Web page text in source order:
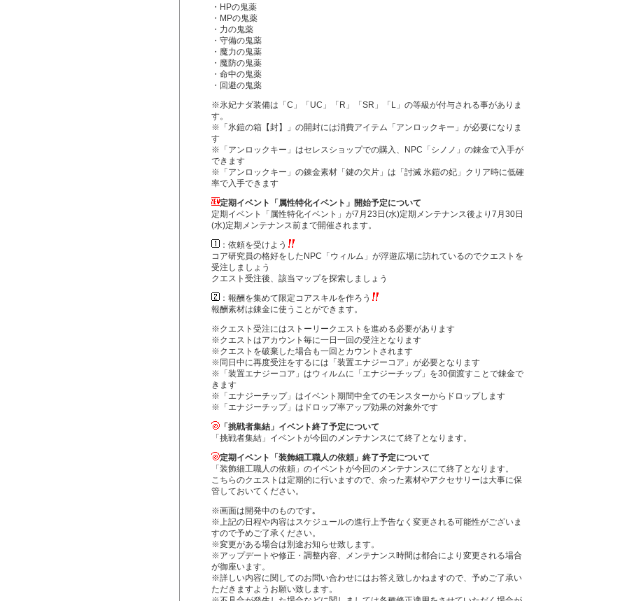
・HPの鬼薬
・MPの鬼薬
・力の鬼薬
・守備の鬼薬
・魔力の鬼薬
・魔防の鬼薬
・命中の鬼薬
・回避の鬼薬
※氷妃ナダ装備は「C」「UC」「R」「SR」「L」の等級が付与される事がありま
す。
※「氷鎧の箱【封】」の開封には消費アイテム「アンロックキー」が必要になりま
す
※「アンロックキー」はセレスショップでの購入、NPC「シノノ」の錬金で入手が
できます
※「アンロックキー」の錬金素材「鍵の欠片」は「討滅 氷鎧の妃」クリア時に低確
率で入手できます
定期イベント「属性特化イベント」開始予定について
定期イベント「属性特化イベント」が7月23日(水)定期メンテナンス後より7月30日
(水)定期メンテナンス前まで開催されます。
：依頼を受けよう
コア研究員の格好をしたNPC「ウィルム」が浮遊広場に訪れているのでクエストを
受注しましょう
クエスト受注後、該当マップを探索しましょう
：報酬を集めて限定コアスキルを作ろう
報酬素材は錬金に使うことができます。
※クエスト受注にはストーリークエストを進める必要があります
※クエストはアカウント毎に一日一回の受注となります
※クエストを破棄した場合も一回とカウントされます
※同日中に再度受注をするには「装置エナジーコア」が必要となります
※「装置エナジーコア」はウィルムに「エナジーチップ」を30個渡すことで錬金で
きます
※「エナジーチップ」はイベント期間中全てのモンスターからドロップします
※「エナジーチップ」はドロップ率アップ効果の対象外です
「挑戦者集結」イベント終了予定について
「挑戦者集結」イベントが今回のメンテナンスにて終了となります。
定期イベント「装飾細工職人の依頼」終了予定について
「装飾細工職人の依頼」のイベントが今回のメンテナンスにて終了となります。
こちらのクエストは定期的に行いますので、余った素材やアクセサリーは大事に保
管しておいてください。
※画面は開発中のものです｡
※上記の日程や内容はスケジュールの進行上予告なく変更される可能性がございま
すので予めご了承ください。
※変更がある場合は別途お知らせ致します。
※アップデートや修正・調整内容、メンテナンス時間は都合により変更される場合
が御座います。
※詳しい内容に関してのお問い合わせにはお答え致しかねますので、予めご了承い
ただきますようお願い致します。